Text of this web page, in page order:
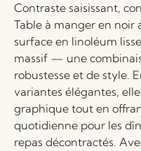
Contraste saisissant,
Table à manger en noir
surface en linoléum
massif — une
robustesse et de style.
variantes élégantes,
graphique tout en
quotidienne pour les
repas décontractés.